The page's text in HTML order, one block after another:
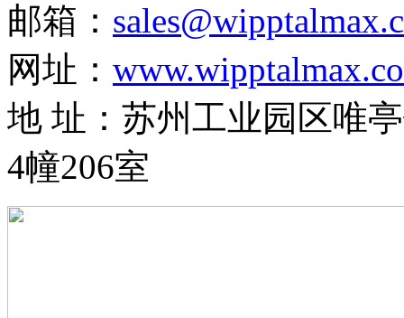
邮箱：
网址：
地 址：苏州工业园区唯
4幢206室